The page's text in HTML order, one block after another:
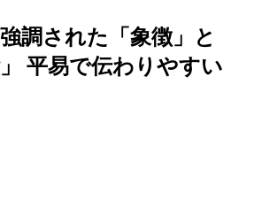
調された「象徴」と
」 平易で伝わりやすい